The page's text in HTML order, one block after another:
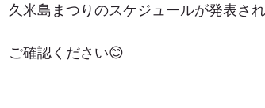
久米島まつりのスケジュールが発表され
ご確認ください😊